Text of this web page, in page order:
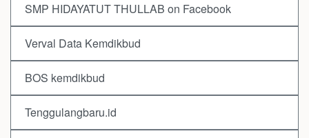
SMP HIDAYATUT THULLAB on Facebook
Verval Data Kemdikbud
BOS kemdikbud
Tenggulangbaru.id